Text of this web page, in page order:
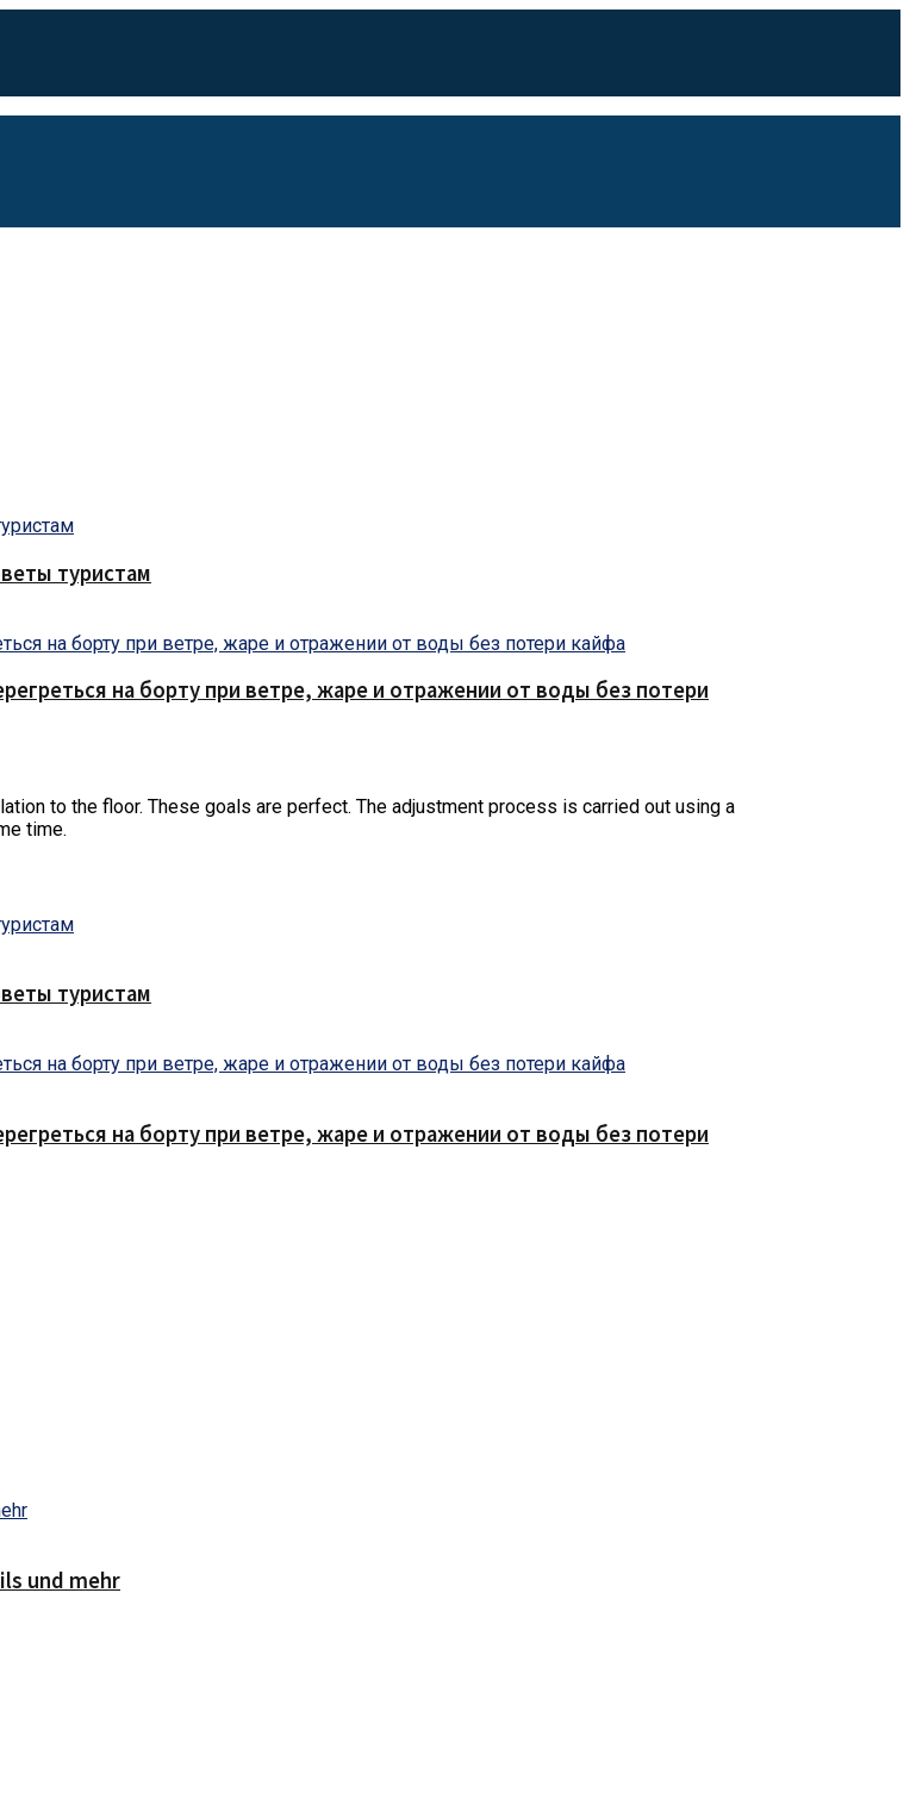
туристам
на борту при ветре, жаре и отражении от воды без потери
to the floor. These goals are perfect. The adjustment process is carried out using a
time.
туристам
на борту при ветре, жаре и отражении от воды без потери
und mehr